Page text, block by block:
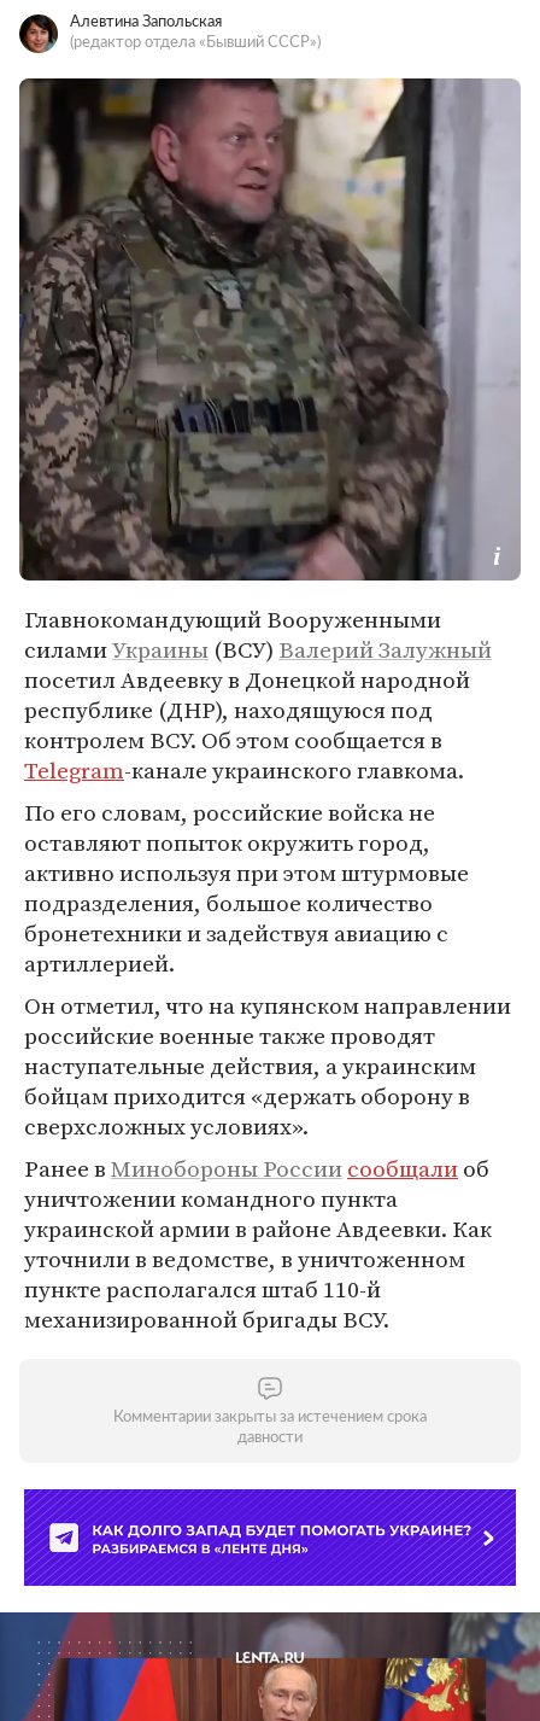
Алевтина Запольская
(редактор отдела «Бывший СССР»)
Главнокомандующий Вооруженными
силамиУкраины (ВСУ) Валерий Залужный
посетил Авдеевку в Донецкой народной
республике (ДНР), находящуюся под
контролем ВСУ. Об этом сообщается в
Telegram-канале украинского главкома.
По его словам, российские войска не
оставляют попыток окружить город,
активно используя при этом штурмовые
подразделения, большое количество
бронетехники и задействуя авиацию с
артиллерией.
Он отметил, что на купянском направлении
российские военные также проводят
наступательные действия, а украинским
бойцам приходится «держать оборону в
сверхсложных условиях».
Ранее вМинобороны Россиисообщалиоб
уничтожении командного пункта
украинской армии в районе Авдеевки. Как
уточнили в ведомстве, в уничтоженном
пункте располагался штаб 110-й
механизированной бригады ВСУ.
Комментарии закрыты за истечением срока
давности